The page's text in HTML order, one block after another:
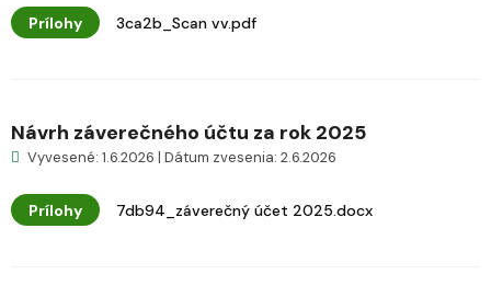
Prílohy 3ca2b_Scan vv.pdf
Návrh záverečného účtu za rok 2025
Vyvesené: 1.6.2026 | Dátum zvesenia: 2.6.2026
Prílohy 7db94_záverečný účet 2025.docx